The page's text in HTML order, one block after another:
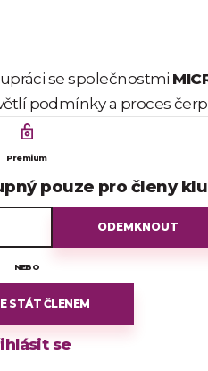
se společnostmi
podmínky a proces
efektivní podpora,
využít
Premium
pouze pro členy
ODEMKNOUT
NEBO
STÁT ČLENEM
se